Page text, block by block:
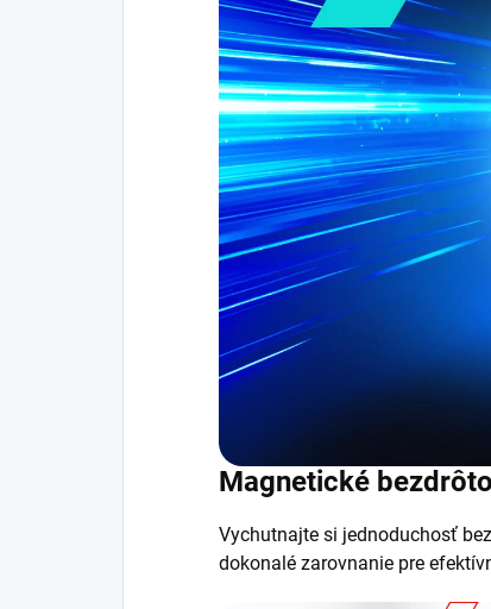
Magnetické
Vychutnajte si jednoduchosť
dokonalé zarovnanie pre